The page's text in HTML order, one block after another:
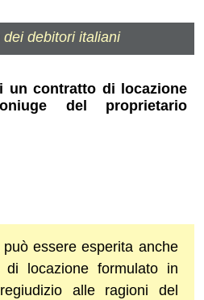
dei debitori italiani
un contratto di locazione
del proprietario
può essere esperita anche
di locazione formulato in
alle ragioni del